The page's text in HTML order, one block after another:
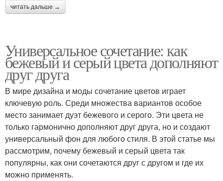
читать дальше →
Универсальное сочетание: как
бежевый и серый цвета дополняют
друг друга
В мире дизайна и моды сочетание цветов играет
ключевую роль. Среди множества вариантов особое
место занимает дуэт бежевого и серого. Эти цвета не
только гармонично дополняют друг друга, но и создают
универсальный фон для любого стиля. В этой статье мы
рассмотрим, почему бежевый и серый цвета так
популярны, как они сочетаются друг с другом и где их
можно применять.